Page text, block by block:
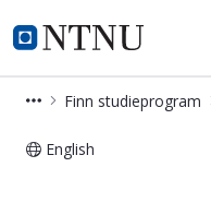
NTNU Hjemmeside
Produksjon
Finn studieprogram
English